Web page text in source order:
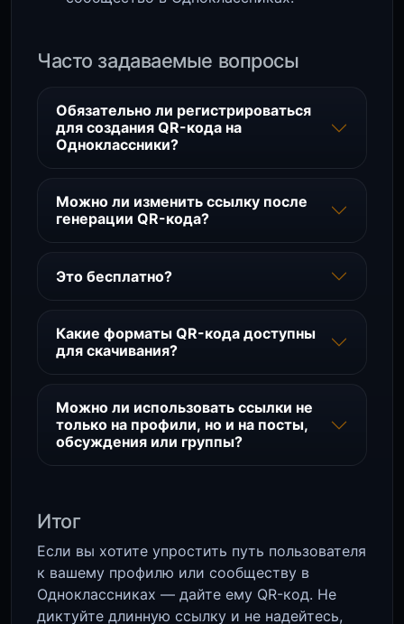
Часто задаваемые вопросы
Обязательно ли регистрироваться
для создания QR-кода на
Одноклассники?
Можно ли изменить ссылку после
генерации QR-кода?
Это бесплатно?
Какие форматы QR-кода доступны
для скачивания?
Можно ли использовать ссылки не
только на профили, но и на посты,
обсуждения или группы?
Итог
Если вы хотите упростить путь пользователя
к вашему профилю или сообществу в
Одноклассниках — дайте ему QR-код. Не
диктуйте длинную ссылку и не надейтесь,